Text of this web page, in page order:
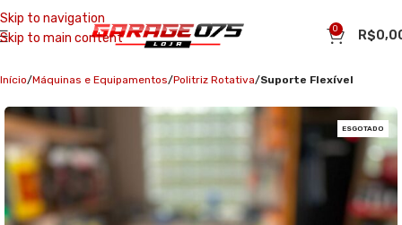
Skip to navigation
Skip to main content
0 R$
Início Máquinas e Equipamentos Politriz Rotativa Suporte Flexível
ESGOTADO